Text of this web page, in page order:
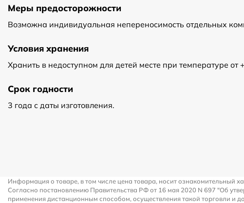
Меры предосторожности
Возможна индивидуальная непереносимость отдельных
Условия хранения
Хранить в недоступном для детей месте при температуре от
Срок годности
3 года с даты изготовления.
Информация о товаре, в том числе цена товара, носит ознакомительный
Согласно постановлению Правительства РФ от 16 мая 2020 N 697 "Об
применения дистанционным способом, осуществления такой торговли и